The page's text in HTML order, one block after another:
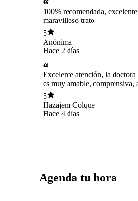
100% recomendada,
maravilloso trato
5
Anónima
Hace 2 días
Excelente atención, la doctora
es muy amable, comprensiva,
genial todo. Recomiendo
5
Hazajem Colque
Hace 4 días
Agenda tu hora